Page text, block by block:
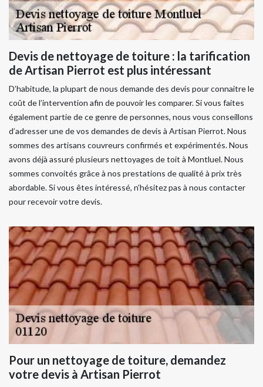
Devis de nettoyage de toiture : la tarification
de Artisan Pierrot est plus intéressant
D’habitude, la plupart de nous demande des devis pour connaitre le
coût de l’intervention afin de pouvoir les comparer. Si vous faites
également partie de ce genre de personnes, nous vous conseillons
d’adresser une de vos demandes de devis à Artisan Pierrot. Nous
sommes des artisans couvreurs confirmés et expérimentés. Nous
avons déjà assuré plusieurs nettoyages de toit à Montluel. Nous
sommes convoités grâce à nos prestations de qualité à prix très
abordable. Si vous êtes intéressé, n’hésitez pas à nous contacter
pour recevoir votre devis.
Pour un nettoyage de toiture, demandez
votre devis à Artisan Pierrot